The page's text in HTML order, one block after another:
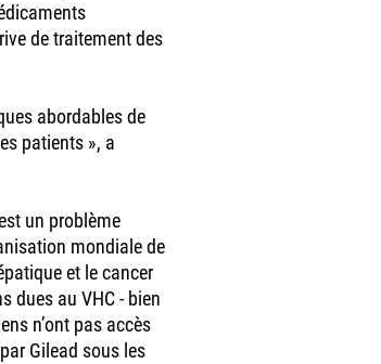
de traitement des
abordables de
patients », a
un problème
mondiale de
et le cancer
dues au VHC - bien
n’ont pas accès
Gilead sous les